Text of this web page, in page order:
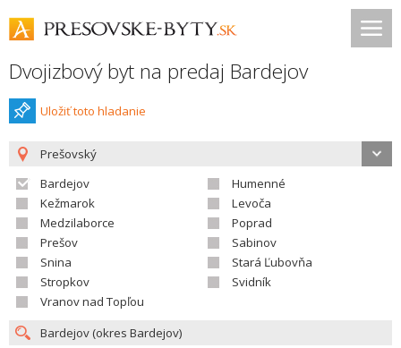
Dvojizbový byt na predaj Bardejov
Uložiť toto hladanie
Prešovský
Bardejov
Humenné
Kežmarok
Levoča
Medzilaborce
Poprad
Prešov
Sabinov
Snina
Stará Ľubovňa
Stropkov
Svidník
Vranov nad Topľou